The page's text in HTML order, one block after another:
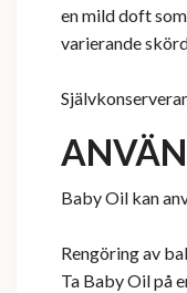
en mild doft
varierande
Baby Oil kan
Rengöring av
Ta Baby Oil på